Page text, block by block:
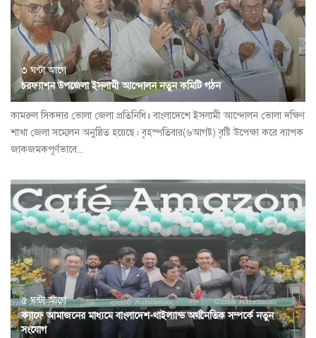
৩ ঘন্টা আগে
চরফ্যাশন উপজেলা ইসলামী আন্দোলন নতুন কমিটি গঠন
কামরুল সিকদার ভোলা জেলা প্রতিনিধি॥ বাংলাদেশে ইসলামী আন্দোলন ভোলা দক্ষিণ
শাখা জেলা সম্মেলন অনুষ্ঠিত হয়েছে। বৃহস্পতিবার(৬আগষ্ট) বৃষ্টি উপেক্ষা করে ব্যাপক
জাকজমকপূর্ণভাবে...
৫ ঘন্টা আগে
ক্যাফে আমাজনের মাধ্যমে বাংলাদেশ-থাইল্যান্ড অর্থনৈতিক সম্পর্কে নতুন
সংযোগ